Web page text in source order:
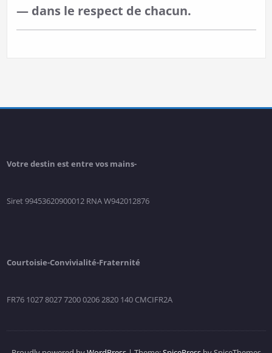
— dans le respect de chacun.
Votre destin est entre vos mains-
Siret 99453620900012 RNA W942012876
Courtoisie-Convivialité-Fraternité
FR76 1027 8027 7200 0206 2820 140 CMCIFR2A